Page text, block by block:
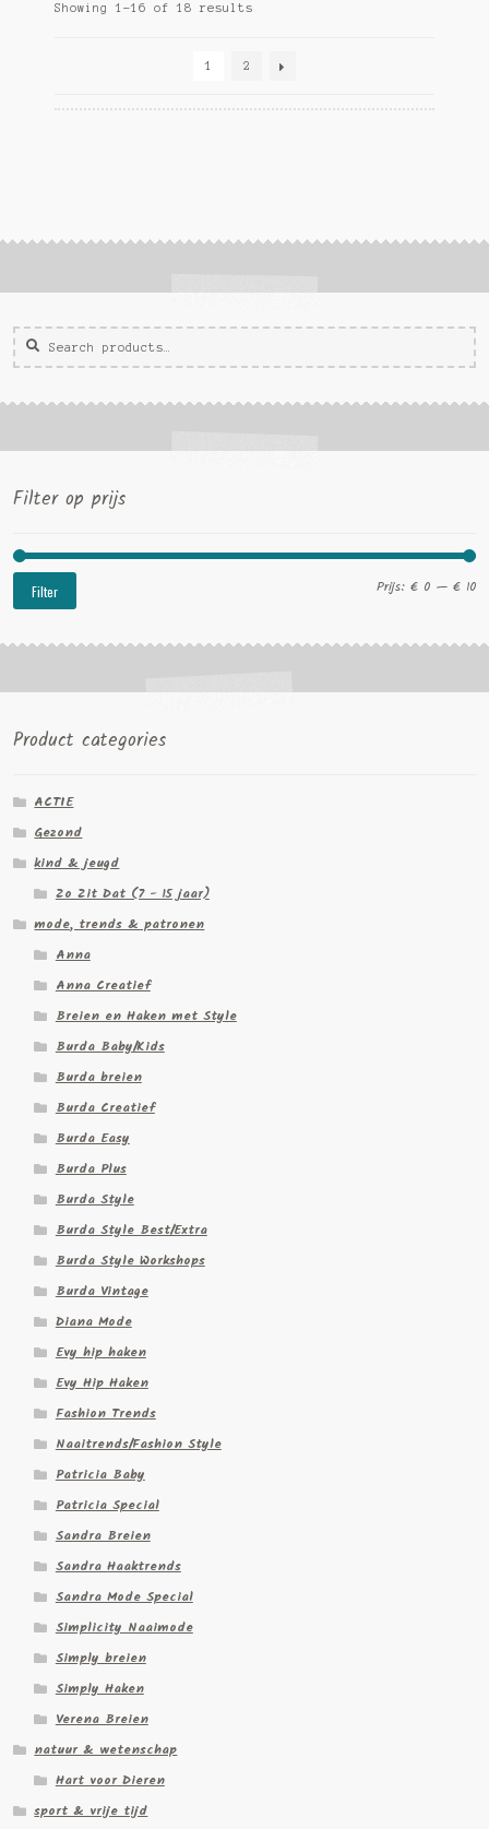
Showing 1–16 of 18 results
1 2
Zoeken
voor:
Zoek
Filter op prijs
Filter Prijs:€ 0 —€ 10
Product categories
ACTIE
Gezond
kind & jeugd
Zo Zit Dat (7 - 15 jaar)
mode, trends & patronen
Anna
Anna Creatief
Breien en Haken met Style
Burda Baby/Kids
Burda breien
Burda Creatief
Burda Easy
Burda Plus
Burda Style
Burda Style Best/Extra
Burda Style Workshops
Burda Vintage
Diana Mode
Evy hip haken
Evy Hip Haken
Fashion Trends
Naaitrends/Fashion Style
Patricia Baby
Patricia Special
Sandra Breien
Sandra Haaktrends
Sandra Mode Special
Simplicity Naaimode
Simply breien
Simply Haken
Verena Breien
natuur & wetenschap
Hart voor Dieren
sport & vrije tijd